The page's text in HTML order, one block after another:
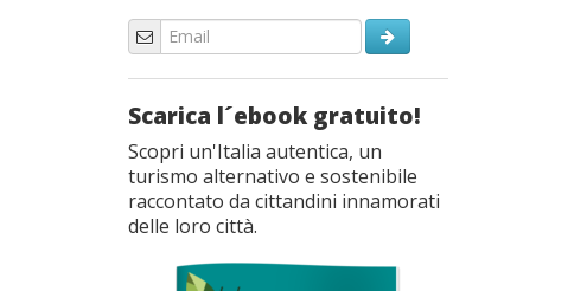
Scarica l´ebook gratuito!
Scopri un'Italia autentica, un
turismo alternativo e sostenibile
raccontato da cittandini innamorati
delle loro città.